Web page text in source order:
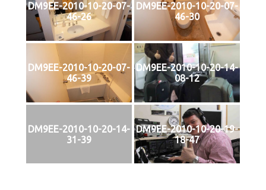
DM9EE-2010-10-20-07-
46-26
DM9EE-2010-10-20-07-
46-30
DM9EE-2010-10-20-07-
46-39
DM9EE-2010-10-20-14-
08-12
DM9EE-2010-10-20-14-
31-39
DM9EE-2010-10-20-19-
18-47